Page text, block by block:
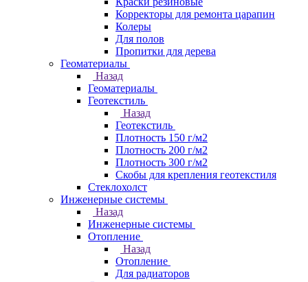
Корректоры для ремонта царапин
Колеры
Для полов
Пропитки для дерева
Геоматериалы
Назад
Геоматериалы
Геотекстиль
Назад
Геотекстиль
Плотность 150 г/м2
Плотность 200 г/м2
Плотность 300 г/м2
Скобы для крепления геотекстиля
Стеклохолст
Инженерные системы
Назад
Инженерные системы
Отопление
Назад
Отопление
Для радиаторов